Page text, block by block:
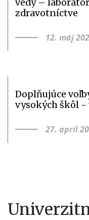
vedy –
zdravotníctve
12. máj
Doplňujúce
vysokých škôl -
27. apríl